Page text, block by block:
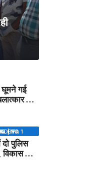
घूमने गई
का
पुलिस
विकास की